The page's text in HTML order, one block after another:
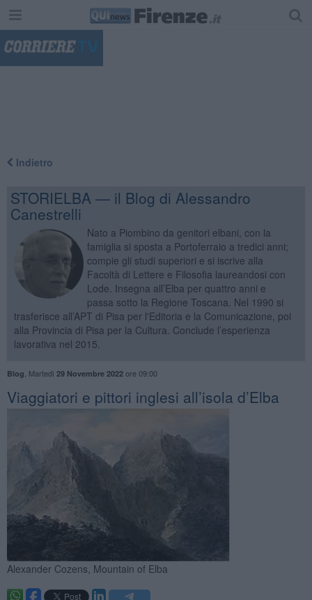
Indietro
STORIELBA — il Blog di Alessandro
Canestrelli
Nato a Piombino da genitori elbani, con la
famiglia si sposta a Portoferraio a tredici anni;
compie gli studi superiori e si iscrive alla
Facoltà di Lettere e Filosofia laureandosi con
Lode. Insegna all’Elba per quattro anni e
passa sotto la Regione Toscana. Nel 1990 si
trasferisce all’APT di Pisa per l'Editoria e la Comunicazione, poi
alla Provincia di Pisa per la Cultura. Conclude l’esperienza
lavorativa nel 2015.
Blog Martedì 29 Novembre 2022ore 09:00
​Viaggiatori e pittori inglesi all’isola d’Elba
Alexander Cozens, Mountain of Elba